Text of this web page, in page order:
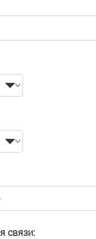
связи: